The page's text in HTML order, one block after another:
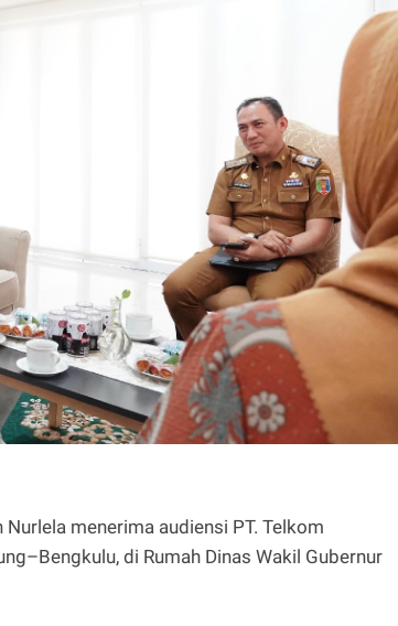
Nurlela menerima audiensi PT. Telkom
di Rumah Dinas Wakil Gubernur